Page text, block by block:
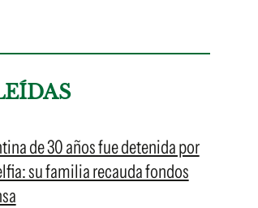
de 30 años fue detenida por
su familia recauda fondos